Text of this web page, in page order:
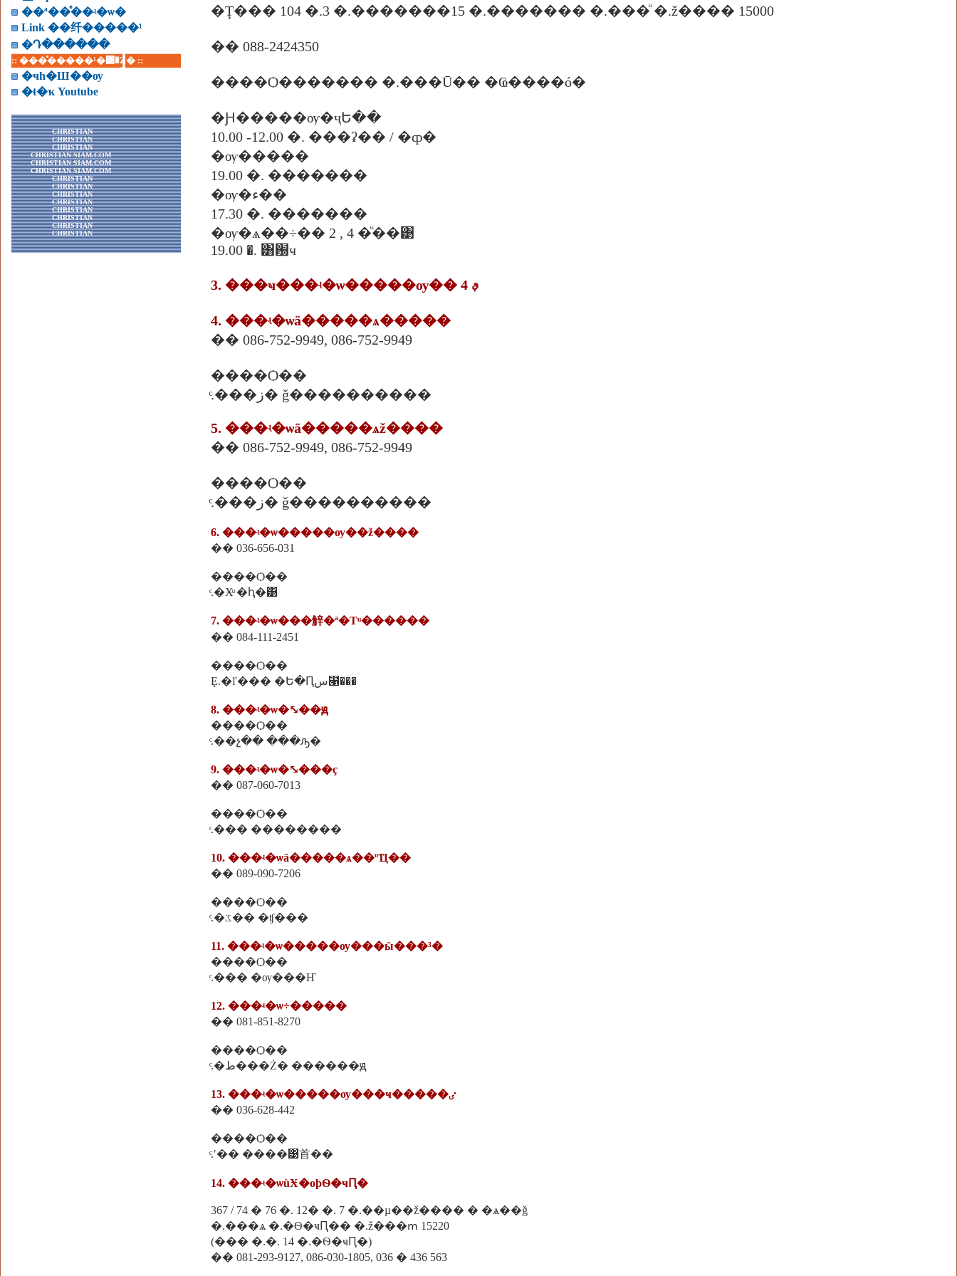
��ª��ͤ��ʵ�ѡ�
Link ��纤�����¹
�Դ������
:: ���ͤ�����¹�͹�Ź� ::
�ҹһ�Ш��ѹ
�ŧ�ҡ Youtube
CHRISTIAN
CHRISTIAN
CHRISTIAN
CHRISTIAN SIAM.COM
CHRISTIAN SIAM.COM
CHRISTIAN SIAM.COM
CHRISTIAN
CHRISTIAN
CHRISTIAN
CHRISTIAN
CHRISTIAN
CHRISTIAN
CHRISTIAN
CHRISTIAN
�Ţ��� 104 �.3 �.�������15 �.������� �.���ͧ �.ž���� 15000
�� 088-2424350
����Ѻ������� �.���Ū�� �Ҩ����ó�
�Ԩ�����ѹ�ҷԵ��
10.00 -12.00 �. ���ʡ�� / �ȹ�
�ѹ�����
19.00 �. �������
�ѹ�ء��
17.30 �. �������
�ѹ�ѧ��÷�� 2 , 4 �ͧ��͹
19.00 �. ͸԰ҹ
3. ���ҹ���ʵ�ѡ�����ѹ�� ࢵ 4
4. ���ʵ�ѡä�����ѧ�����
�� 086-752-9949, 086-752-9949
����Ѻ��
ͨ.���ز� ǧ����������
5. ���ʵ�ѡä�����ѧž����
�� 086-752-9949, 086-752-9949
����Ѻ��
ͨ.���ز� ǧ����������
6. ���ʵ�ѡ�����ѹ��ž����
�� 036-656-031
����Ѻ��
ͨ.�Ӿͧ �ԧ�͹
7. ���ʵ�ѡ���觪�ª�Тͧ������
�� 084-111-2451
����Ѻ��
Ȩ.�ľ��� �Ե�Ԥس⹡���
8. ���ʵ�ѡ�⤡��ԭ
����Ѻ��
ͨ.��չ�� ���ԡ�
9. ���ʵ�ѡ�⤡���ç
�� 087-060-7013
����Ѻ��
ͨ.��� ��������
10. ���ʵ�ѡä�����ѧ��ºҴ��
�� 089-090-7206
����Ѻ��
ͨ.�ػ�� �ʧ���
11. ���ʵ�ѡ�����ѹ���ӹ���³�
����Ѻ��
ͨ.��� �ѹ���Ҥ
12. ���ʵ�ѡ÷�����
�� 081-851-8270
����Ѻ��
ͨ.�ط���Ż� ������ԭ
13. ���ʵ�ѡ�����ѹ���ҹ�����ٸ
�� 036-628-442
����Ѻ��
ͨ.ʹ�� ����͹⾸��
14. ���ʵ�ѡùӾ�оþѲ�ҹԤ�
367 / 74 � 76 �. 12� �. 7 �.��µ��ž���� � �ѧ��ǧ
�.���ѧ �.�Ѳ�ҹԤ�� �.ž���ՠ 15220
(��� �.�. 14 �.�Ѳ�ҹԤ�)
�� 081-293-9127, 086-030-1805, 036 � 436 563